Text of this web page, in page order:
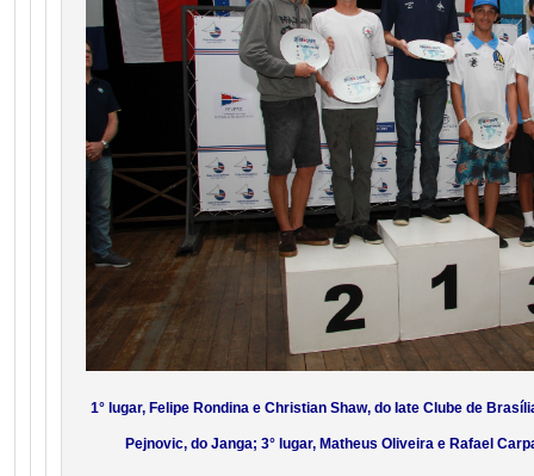
1° lugar, Felipe Rondina e Christian Shaw, do Iate Clube de
Pejnovic, do Janga; 3° lugar, Matheus Oliveira e Rafael